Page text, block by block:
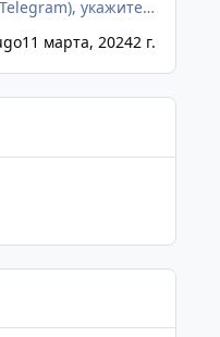
11 марта, 20242 г.